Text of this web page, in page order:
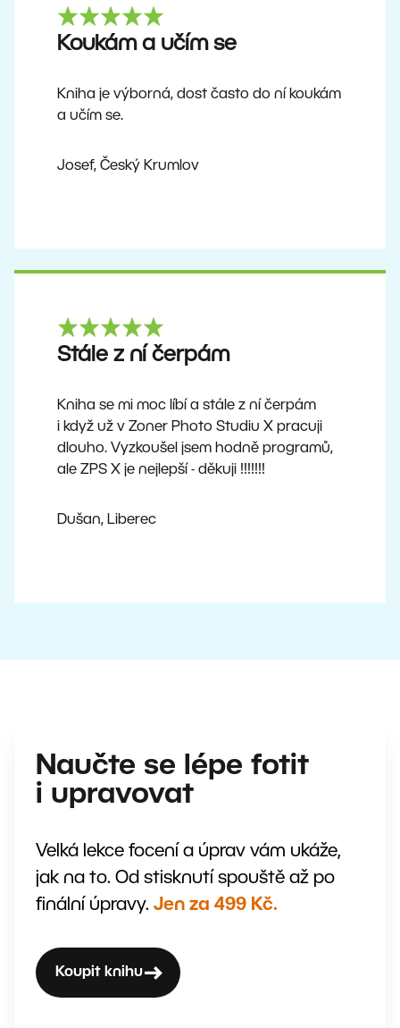
Koukám a učím se
Kniha je výborná, dost často do ní koukám
a učím se.
Josef, Český Krumlov
Stále z ní čerpám
Kniha se mi moc líbí a stále z ní čerpám
i když už v Zoner Photo Studiu X pracuji
dlouho. Vyzkoušel jsem hodně programů,
ale ZPS X je nejlepší - děkuji !!!!!!!
Dušan, Liberec
Naučte se lépe fotit
i upravovat
Velká lekce focení a úprav vám ukáže,
jak na to. Od stisknutí spouště až po
finální úpravy. Jen za 499 Kč.
Koupit knihu